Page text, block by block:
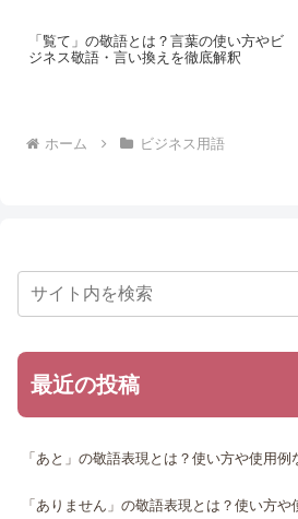
「覧て」の敬語とは？言葉の使い方やビ
ジネス敬語・言い換えを徹底解釈
ホーム ビジネス用語
最近の投稿
「あと」の敬語表現とは？使い方や使用例
「ありません」の敬語表現とは？使い方